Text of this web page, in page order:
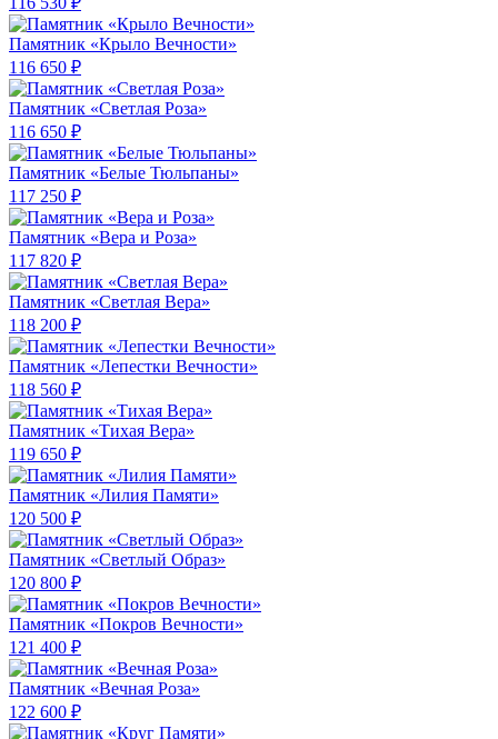
Памятник «Крыло Вечности»
116 650 ₽
Памятник «Светлая Роза»
116 650 ₽
Памятник «Белые Тюльпаны»
117 250 ₽
Памятник «Вера и Роза»
117 820 ₽
Памятник «Светлая Вера»
118 200 ₽
Памятник «Лепестки Вечности»
118 560 ₽
Памятник «Тихая Вера»
119 650 ₽
Памятник «Лилия Памяти»
120 500 ₽
Памятник «Светлый Образ»
120 800 ₽
Памятник «Покров Вечности»
121 400 ₽
Памятник «Вечная Роза»
122 600 ₽